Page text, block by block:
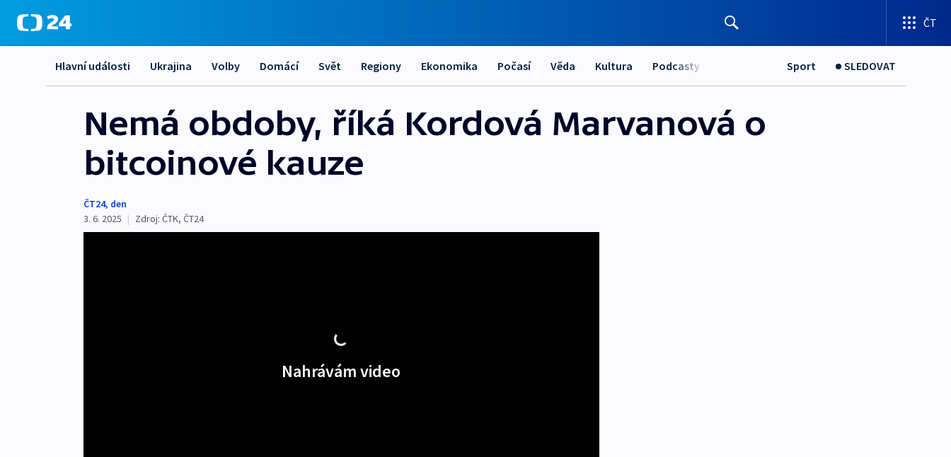
ČT
Hlavní události Ukrajina Volby Domácí Svět Regiony Ekonomika Počasí Věda Kultura Podcasty Sport SLEDOVAT
Nemá obdoby, říká Kordová Marvanová o
bitcoinové kauze
ČT24, den
3. 6. 2025 | Zdroj: ČTK, ČT24
Nahrávám video